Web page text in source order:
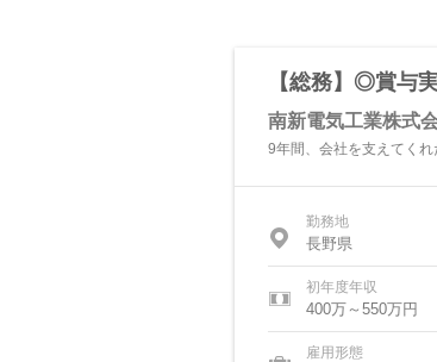
【総務】◎賞与
南新電気工業株式
9年間、会社を支えてくれ
勤務地
長野県
初年度年収
400万～550万円
雇用形態